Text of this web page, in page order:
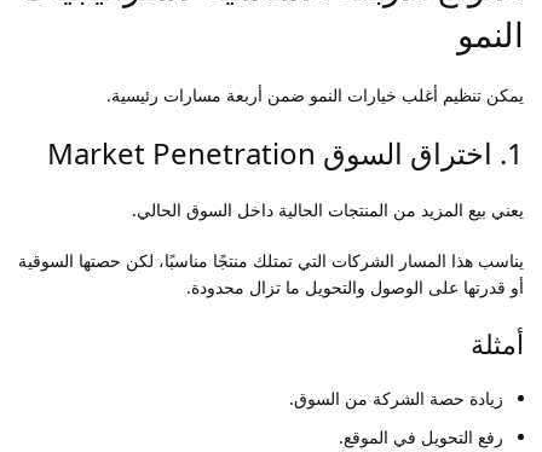
النمو
يمكن تنظيم أغلب خيارات النمو ضمن أربعة مسارات رئيسية.
1. اختراق السوق Market Penetration
يعني بيع المزيد من المنتجات الحالية داخل السوق الحالي.
يناسب هذا المسار الشركات التي تمتلك منتجًا مناسبًا، لكن حصتها السوقية
أو قدرتها على الوصول والتحويل ما تزال محدودة.
أمثلة
زيادة حصة الشركة من السوق.
رفع التحويل في الموقع.